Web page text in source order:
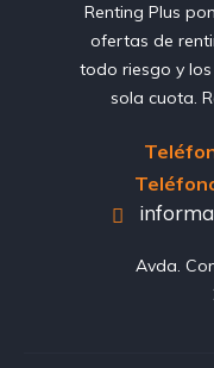
Renting Plus
ofertas de
todo riesgo y los
sola cuota.
Avda.